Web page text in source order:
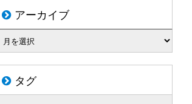
アーカイブ
タグ